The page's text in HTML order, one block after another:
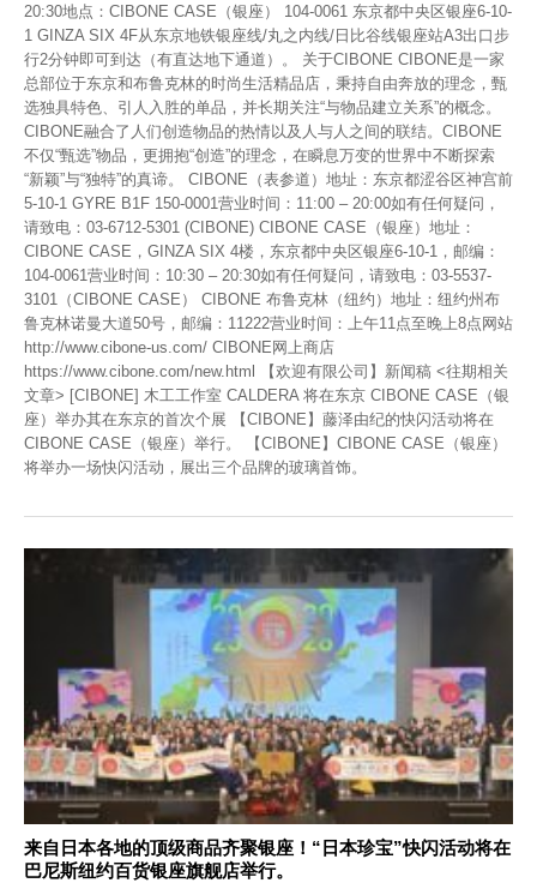
20:30地点：CIBONE CASE（银座） 104-0061 东京都中央区银座6-10-
1 GINZA SIX 4F从东京地铁银座线/丸之内线/日比谷线银座站A3出口步
行2分钟即可到达（有直达地下通道）。 关于CIBONE CIBONE是一家
总部位于东京和布鲁克林的时尚生活精品店，秉持自由奔放的理念，甄
选独具特色、引人入胜的单品，并长期关注“与物品建立关系”的概念。
CIBONE融合了人们创造物品的热情以及人与人之间的联结。CIBONE
不仅“甄选”物品，更拥抱“创造”的理念，在瞬息万变的世界中不断探索
“新颖”与“独特”的真谛。 CIBONE（表参道）地址：东京都涩谷区神宫前
5-10-1 GYRE B1F 150-0001营业时间：11:00 – 20:00如有任何疑问，
请致电：03-6712-5301 (CIBONE) CIBONE CASE（银座）地址：
CIBONE CASE，GINZA SIX 4楼，东京都中央区银座6-10-1，邮编：
104-0061营业时间：10:30 – 20:30如有任何疑问，请致电：03-5537-
3101（CIBONE CASE） CIBONE 布鲁克林（纽约）地址：纽约州布
鲁克林诺曼大道50号，邮编：11222营业时间：上午11点至晚上8点网站
http://www.cibone-us.com/ CIBONE网上商店
https://www.cibone.com/new.html 【欢迎有限公司】新闻稿 <往期相关
文章> [CIBONE] 木工工作室 CALDERA 将在东京 CIBONE CASE（银
座）举办其在东京的首次个展 【CIBONE】藤泽由纪的快闪活动将在
CIBONE CASE（银座）举行。 【CIBONE】CIBONE CASE（银座）
将举办一场快闪活动，展出三个品牌的玻璃首饰。
来自日本各地的顶级商品齐聚银座！“日本珍宝”快闪活动将在
巴尼斯纽约百货银座旗舰店举行。